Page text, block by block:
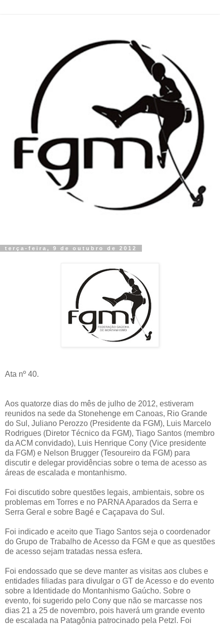
terça-feira, 9 de outubro de 2012
Ata nº 40.
Aos quatorze dias do mês de julho de 2012, estiveram
reunidos na sede da Stonehenge em Canoas, Rio Grande
do Sul, Juliano Perozzo (Presidente da FGM), Luis Marcelo
Rodrigues (Diretor Técnico da FGM), Tiago Santos (membro
da ACM convidado), Luis Henrique Cony (Vice presidente
da FGM) e Nelson Brugger (Tesoureiro da FGM) para
discutir e delegar providências sobre o tema de acesso as
áreas de escalada e montanhismo.
Foi discutido sobre questões legais, ambientais, sobre os
problemas em Torres e no PARNA Aparados da Serra e
Serra Geral e sobre Bagé e Caçapava do Sul.
Foi indicado e aceito que Tiago Santos seja o coordenador
do Grupo de Trabalho de Acesso da FGM e que as questões
de acesso sejam tratadas nessa esfera.
Foi endossado que se deve manter as visitas aos clubes e
entidades filiadas para divulgar o GT de Acesso e do evento
sobre a Identidade do Montanhismo Gaúcho. Sobre o
evento, foi sugerido pelo Cony que não se marcasse nos
dias 21 a 25 de novembro, pois haverá um grande evento
de escalada na Patagônia patrocinado pela Petzl. Foi